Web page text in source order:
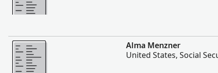
Flere
Alma Menzner
United States, Social